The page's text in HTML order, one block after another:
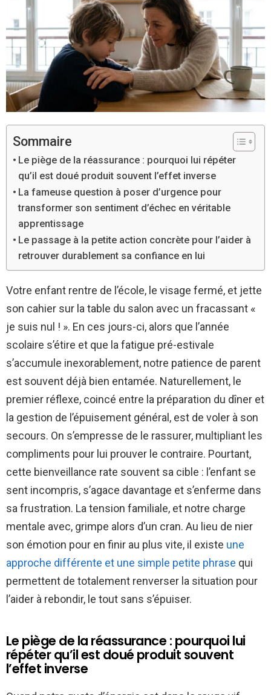
Sommaire
Le piège de la réassurance : pourquoi lui répéter
qu’il est doué produit souvent l’effet inverse
La fameuse question à poser d’urgence pour
transformer son sentiment d’échec en véritable
apprentissage
Le passage à la petite action concrète pour l’aider à
retrouver durablement sa confiance en lui
Votre enfant rentre de l’école, le visage fermé, et jette
son cahier sur la table du salon avec un fracassant «
je suis nul ! ». En ces jours-ci, alors que l’année
scolaire s’étire et que la fatigue pré-estivale
s’accumule inexorablement, notre patience de parent
est souvent déjà bien entamée. Naturellement, le
premier réflexe, coincé entre la préparation du dîner et
la gestion de l’épuisement général, est de voler à son
secours. On s’empresse de le rassurer, multipliant les
compliments pour lui prouver le contraire. Pourtant,
cette bienveillance rate souvent sa cible : l’enfant se
sent incompris, s’agace davantage et s’enferme dans
sa frustration. La tension familiale, et notre charge
mentale avec, grimpe alors d’un cran. Au lieu de nier
son émotion pour en finir au plus vite, il existe une
approche différente et une simple petite phrase qui
permettent de totalement renverser la situation pour
l’aider à rebondir, le tout sans s’épuiser.
Le piège de la réassurance : pourquoi lui
répéter qu’il est doué produit souvent
l’effet inverse